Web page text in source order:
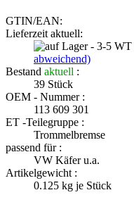
GTIN/EAN:
Lieferzeit aktuell:
abweichend)
Bestand aktuell :
39 Stück
OEM - Nummer :
113 609 301
ET -Teilegruppe :
Trommelbremse
passend für :
VW Käfer u.a.
Artikelgewicht :
0.125 kg je Stück